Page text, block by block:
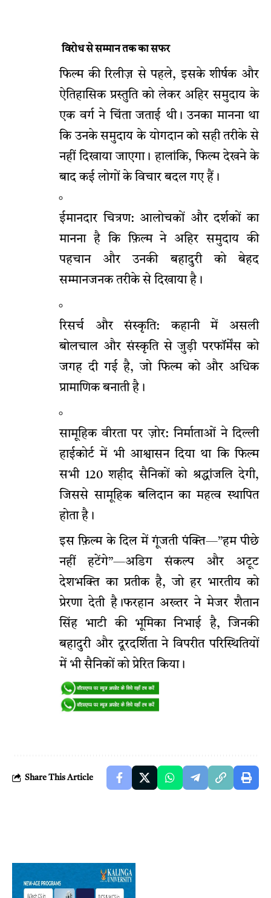
विरोध से सम्मान तक का सफर
फिल्म की रिलीज़ से पहले, इसके शीर्षक और
ऐतिहासिक प्रस्तुति को लेकर अहिर समुदाय के
एक वर्ग ने चिंता जताई थी। उनका मानना था
कि उनके समुदाय के योगदान को सही तरीके से
नहीं दिखाया जाएगा। हालांकि, फिल्म देखने के
बाद कई लोगों के विचार बदल गए हैं।
ईमानदार चित्रण: आलोचकों और दर्शकों का
मानना है कि फ़िल्म ने अहिर समुदाय की
पहचान और उनकी बहादुरी को बेहद
सम्मानजनक तरीके से दिखाया है।
रिसर्च और संस्कृति: कहानी में असली
बोलचाल और संस्कृति से जुड़ी परफॉर्मेंस को
जगह दी गई है, जो फिल्म को और अधिक
प्रामाणिक बनाती है।
सामूहिक वीरता पर ज़ोर: निर्माताओं ने दिल्ली
हाईकोर्ट में भी आश्वासन दिया था कि फिल्म
सभी 120 शहीद सैनिकों को श्रद्धांजलि देगी,
जिससे सामूहिक बलिदान का महत्व स्थापित
होता है।
इस फ़िल्म के दिल में गूंजती पंक्ति—”हम पीछे
नहीं हटेंगे”—अडिग संकल्प और अटूट
देशभक्ति का प्रतीक है, जो हर भारतीय को
प्रेरणा देती है।फरहान अख्तर ने मेजर शैतान
सिंह भाटी की भूमिका निभाई है, जिनकी
बहादुरी और दूरदर्शिता ने विपरीत परिस्थितियों
में भी सैनिकों को प्रेरित किया।
Share This Article